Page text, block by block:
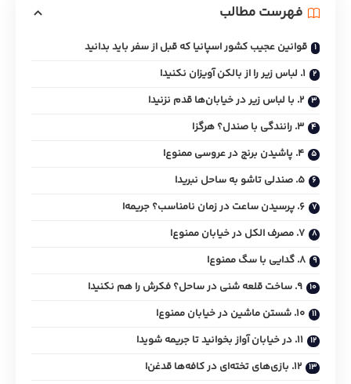
فهرست مطالب
قوانین عجیب کشور اسپانیا که قبل از سفر باید بدانید
1. لباس زیر را از بالکن آویزان نکنید!
2. با لباس زیر در خیابان‌ها قدم نزنید!
3. رانندگی با صندل؟ هرگز!
4. پاشیدن برنج در عروسی ممنوع!
5. صندلی تاشو به ساحل نبرید!
6. پرسیدن ساعت در زمان نامناسب؟ جریمه!
7. مصرف الکل در خیابان ممنوع!
8. گدایی با سگ ممنوع!
9. ساخت قلعه شنی در ساحل؟ فکرش را هم نکنید!
10. شستن ماشین در خیابان ممنوع!
11. در خیابان آواز بخوانید تا جریمه شوید!
12. بازی‌های تخته‌ای در کافه‌ها قدغن!